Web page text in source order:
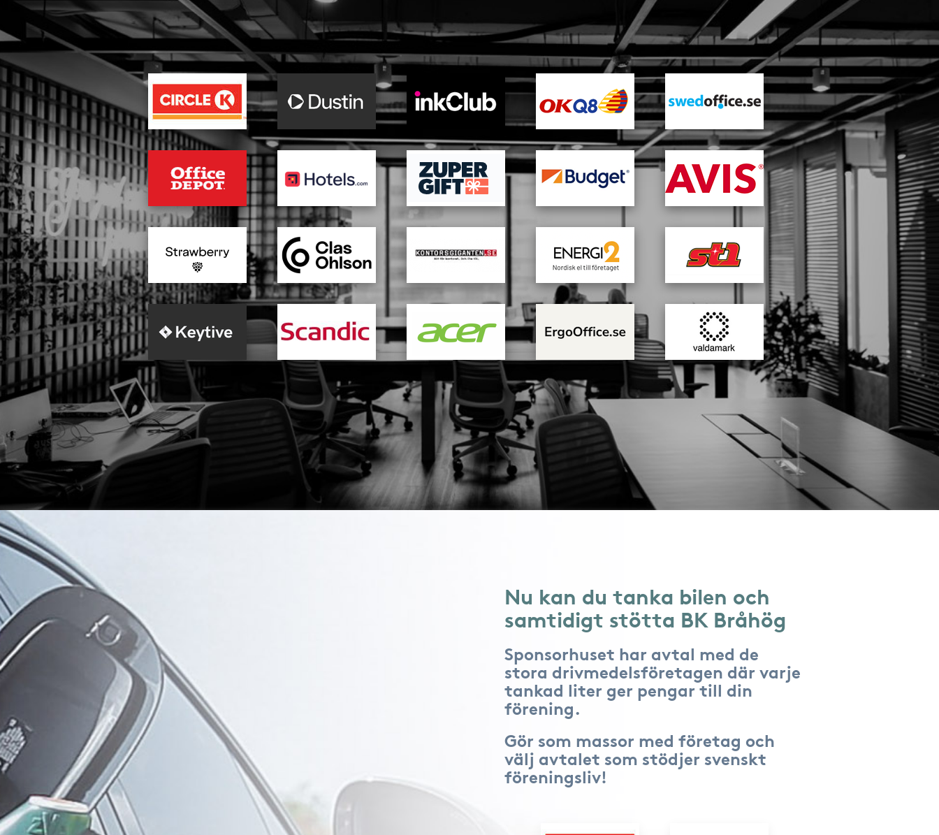
Nu kan du tanka bilen och
samtidigt stötta BK Bråhög
Sponsorhuset har avtal med de
stora drivmedelsföretagen där varje
tankad liter ger pengar till din
förening.
Gör som massor med företag och
välj avtalet som stödjer svenskt
föreningsliv!